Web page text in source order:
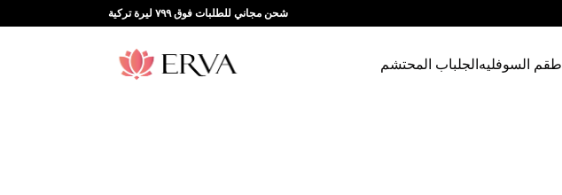
شحن مجاني للطلبات فوق ٧٩٩ ليرة تركية
الجلباب المحتشم طقم السوفليه